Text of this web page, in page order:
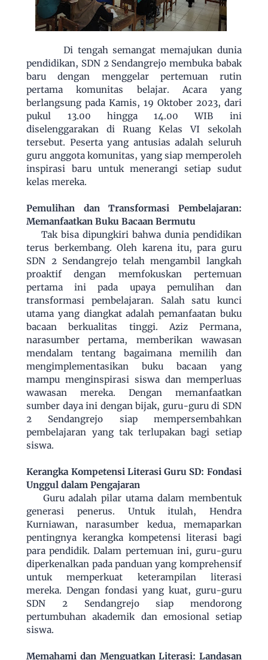
Di tengah semangat memajukan dunia
pendidikan, SDN 2 Sendangrejo membuka babak
baru dengan menggelar pertemuan rutin
pertama komunitas belajar. Acara yang
berlangsung pada Kamis, 19 Oktober 2023, dari
pukul 13.00 hingga 14.00 WIB ini
diselenggarakan di Ruang Kelas VI sekolah
tersebut. Peserta yang antusias adalah seluruh
guru anggota komunitas, yang siap memperoleh
inspirasi baru untuk menerangi setiap sudut
kelas mereka.
Pemulihan dan Transformasi Pembelajaran:
Memanfaatkan Buku Bacaan Bermutu
Tak bisa dipungkiri bahwa dunia pendidikan
terus berkembang. Oleh karena itu, para guru
SDN 2 Sendangrejo telah mengambil langkah
proaktif dengan memfokuskan pertemuan
pertama ini pada upaya pemulihan dan
transformasi pembelajaran. Salah satu kunci
utama yang diangkat adalah pemanfaatan buku
bacaan berkualitas tinggi. Aziz Permana,
narasumber pertama, memberikan wawasan
mendalam tentang bagaimana memilih dan
mengimplementasikan buku bacaan yang
mampu menginspirasi siswa dan memperluas
wawasan mereka. Dengan memanfaatkan
sumber daya ini dengan bijak, guru-guru di SDN
2 Sendangrejo siap mempersembahkan
pembelajaran yang tak terlupakan bagi setiap
siswa.
Kerangka Kompetensi Literasi Guru SD: Fondasi
Unggul dalam Pengajaran
Guru adalah pilar utama dalam membentuk
generasi penerus. Untuk itulah, Hendra
Kurniawan, narasumber kedua, memaparkan
pentingnya kerangka kompetensi literasi bagi
para pendidik. Dalam pertemuan ini, guru-guru
diperkenalkan pada panduan yang komprehensif
untuk memperkuat keterampilan literasi
mereka. Dengan fondasi yang kuat, guru-guru
SDN 2 Sendangrejo siap mendorong
pertumbuhan akademik dan emosional setiap
siswa.
Memahami dan Menguatkan Literasi: Landasan